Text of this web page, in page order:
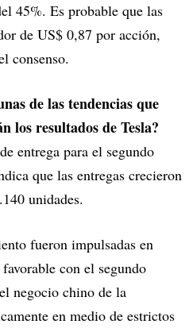
45%. Es probable que las
de US$ 0,87 por acción,
consenso.
de las tendencias que
los resultados de Tesla?
entrega para el segundo
que las entregas crecieron
unidades.
fueron impulsadas en
con el segundo
negocio chino de la
en medio de estrictos